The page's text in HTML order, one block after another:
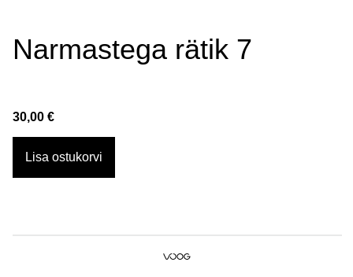
Narmastega rätik 7
30,00 €
Lisa ostukorvi